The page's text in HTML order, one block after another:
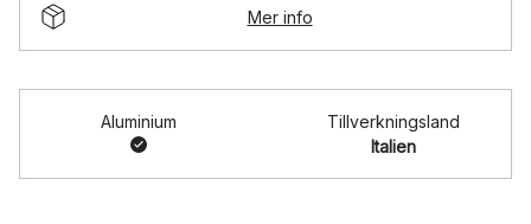
Mer info
Aluminium
Tillverkningsland
Italien